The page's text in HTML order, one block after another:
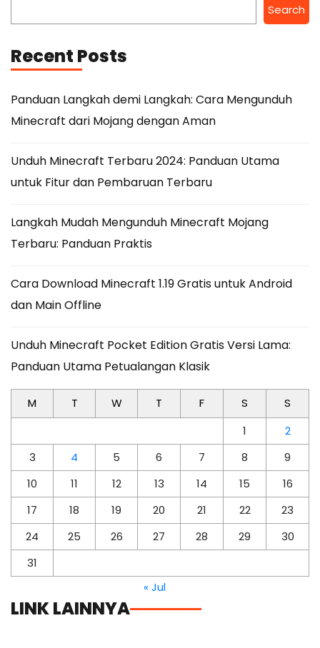
Search
Recent Posts
Panduan Langkah demi Langkah: Cara Mengunduh
Minecraft dari Mojang dengan Aman
Unduh Minecraft Terbaru 2024: Panduan Utama
untuk Fitur dan Pembaruan Terbaru
Langkah Mudah Mengunduh Minecraft Mojang
Terbaru: Panduan Praktis
Cara Download Minecraft 1.19 Gratis untuk Android
dan Main Offline
Unduh Minecraft Pocket Edition Gratis Versi Lama:
Panduan Utama Petualangan Klasik
M T W T F S
S
1
2
3
4 5 6 7 8
9
10
11 12 13 14 15
16
17
18 19 20 21 22
23
24
25 26 27 28 29
30
31
« Jul
LINK LAINNYA